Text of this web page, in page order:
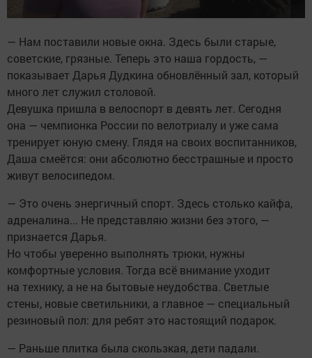
— Нам поставили новые окна. Здесь были старые,
советские, грязные. Теперь это наша гордость, —
показывает Дарья Дудкина обновлённый зал, который
много лет служил столовой.
Девушка пришла в велоспорт в девять лет. Сегодня
она — чемпионка России по велотриалу и уже сама
тренирует юную смену. Глядя на своих воспитанников,
Даша смеётся: они абсолютно бесстрашные и просто
живут велосипедом.
— Это очень энергичный спорт. Здесь столько кайфа,
адреналина... Не представляю жизни без этого, —
признается Дарья.
Но чтобы уверенно выполнять трюки, нужны
комфортные условия. Тогда всё внимание уходит
на технику, а не на бытовые неудобства. Светлые
стены, новые светильники, а главное — специальный
резиновый пол: для ребят это настоящий подарок.
— Раньше плитка была скользкая, дети падали.